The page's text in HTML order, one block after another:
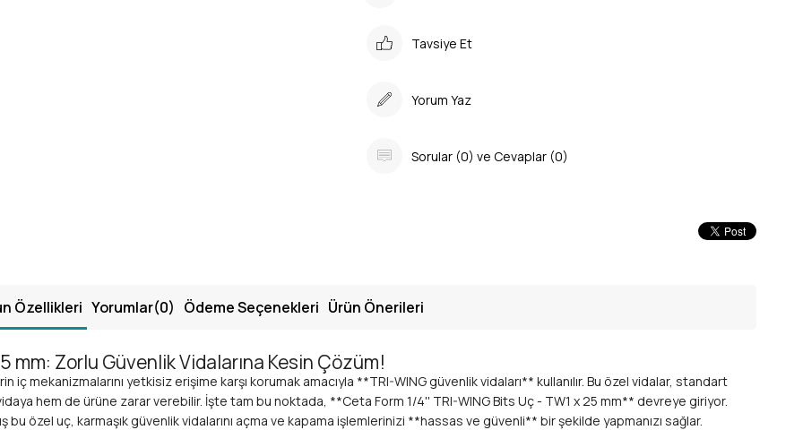
Tavsiye Et
Yorum Yaz
Sorular (0) ve Cevaplar (0)
Özellikleri Yorumlar(0) Ödeme Seçenekleri Ürün Önerileri
mm: Zorlu Güvenlik Vidalarına Kesin Çözüm!
mekanizmalarını yetkisiz erişime karşı korumak amacıyla **TRI-WING güvenlik vidaları** kullanılır. Bu özel vidalar, standart
vidaya hem de ürüne zarar verebilir. İşte tam bu noktada, **Ceta Form 1/4'' TRI-WING Bits Uç - TW1 x 25 mm** devreye giriyor.
özel uç, karmaşık güvenlik vidalarını açma ve kapama işlemlerinizi **hassas ve güvenli** bir şekilde yapmanızı sağlar.